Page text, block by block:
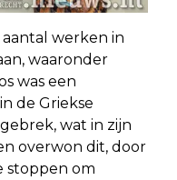
werken in
waaronder
was een
de Griekse
wat in zijn
overwon dit, door
stoppen om